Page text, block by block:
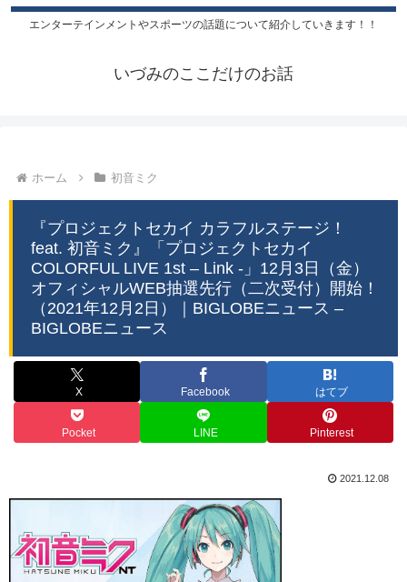
エンターテインメントやスポーツの話題について紹介していきます！！
いづみのここだけのお話
ホーム 初音ミク
『プロジェクトセカイ カラフルステージ！
feat. 初音ミク』「プロジェクトセカイ
COLORFUL LIVE 1st – Link -」12月3日（金）
オフィシャルWEB抽選先行（二次受付）開始！
（2021年12月2日）｜BIGLOBEニュース –
BIGLOBEニュース
X Facebook はてブ
Pocket LINE Pinterest
2021.12.08